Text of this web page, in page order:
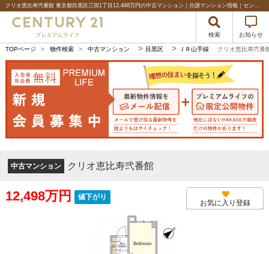
クリオ恵比寿弐番館 東京都目黒区三田1丁目12,498万円の中古マンション｜分譲マンション情報｜センチュリー21プレミアムライフ
検索 お知らせ
TOPページ > 物件検索 > 中古マンション > 目黒区 > ＪＲ山手線 クリオ恵比寿弐番
中古マンション クリオ恵比寿弐番館
12,498万円 値下がり
お気に入り登録